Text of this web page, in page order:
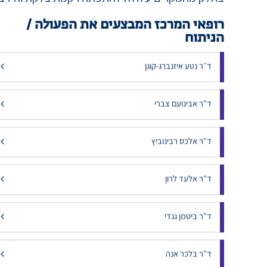
כמו בכל התערבות ניתוחית, עלולים להתרחש
גרידה כוללים דימום נרתיקי מוגבר או זיהום. קיר
בחלק מהמקרים עלולה להתפתח רקמת צלקת
רופאי המרכז המבצעים את הפעולה /
ד״ר נטע איזנברג-קוגן
ד"ר אבינועם צברי
ד"ר אלכס רבינוביץ
ד"ר אלעד לרון